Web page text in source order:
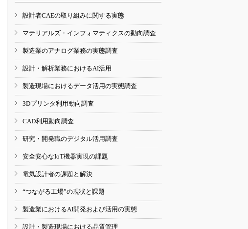
設計者CAEの取り組みに関する実態
マテリアルズ・インフォマティクスの動向調査
製造業のアナログ業務の実態調査
設計・解析業務におけるAI活用
製造現場におけるデータ活用の実態調査
3Dプリンタ利用動向調査
CAD利用動向調査
研究・開発職のデジタル活用調査
安全安心なIoT機器実現の課題
電気設計者の課題と解決
“つながる工場”の現状と課題
製造業におけるAI開発および活用の実態
設計・製造現場における品質管理